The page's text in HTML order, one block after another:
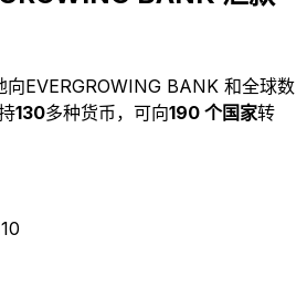
向EVERGROWING BANK 和全球数
130多种货币，可向190 个国家转